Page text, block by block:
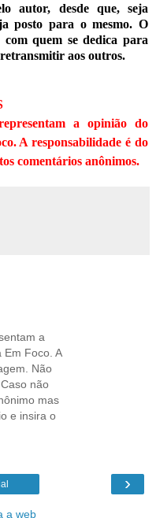
autor, desde que, seja
posto para o mesmo. O
quem se dedica para
retransmitiraos outros.
a opinião do
A responsabilidade é do
comentários anônimos.
a
Foco. A
Não
não
mas
e insira o
›
a web